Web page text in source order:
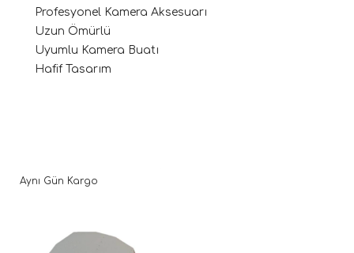
Profesyonel Kamera Aksesuarı
Uzun Ömürlü
Uyumlu Kamera Buatı
Hafif Tasarım
Aynı Gün Kargo